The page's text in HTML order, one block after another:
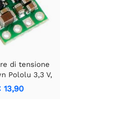
di tensione
Pololu 3,3 V,
D24V3F3
13,90